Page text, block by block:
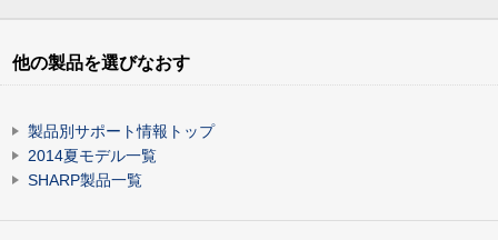
他の製品を選びなおす
製品別サポート情報トップ
2014夏モデル一覧
SHARP製品一覧